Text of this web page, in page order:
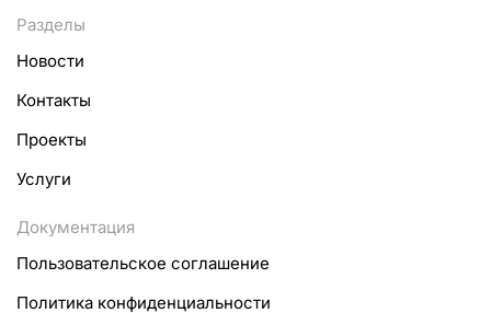
Разделы
Новости
Контакты
Проекты
Услуги
Документация
Пользовательское соглашение
Политика конфиденциальности